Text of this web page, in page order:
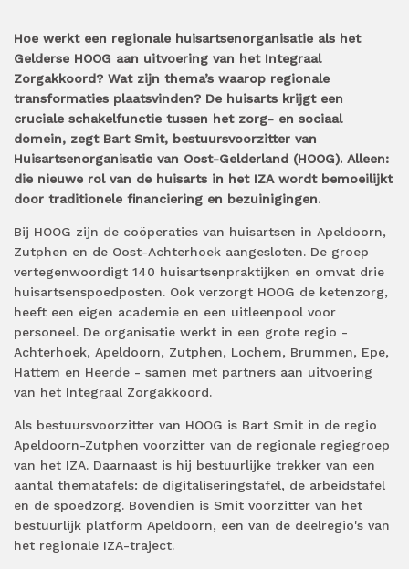
Hoe werkt een regionale huisartsenorganisatie als het
Gelderse HOOG aan uitvoering van het Integraal
Zorgakkoord? Wat zijn thema’s waarop regionale
transformaties plaatsvinden? De huisarts krijgt een
cruciale schakelfunctie tussen het zorg- en sociaal
domein, zegt Bart Smit, bestuursvoorzitter van
Huisartsenorganisatie van Oost-Gelderland (HOOG). Alleen:
die nieuwe rol van de huisarts in het IZA wordt bemoeilijkt
door traditionele financiering en bezuinigingen.
Bij HOOG zijn de coöperaties van huisartsen in Apeldoorn,
Zutphen en de Oost-Achterhoek aangesloten. De groep
vertegenwoordigt 140 huisartsenpraktijken en omvat drie
huisartsenspoedposten. Ook verzorgt HOOG de ketenzorg,
heeft een eigen academie en een uitleenpool voor
personeel. De organisatie werkt in een grote regio -
Achterhoek, Apeldoorn, Zutphen, Lochem, Brummen, Epe,
Hattem en Heerde - samen met partners aan uitvoering
van het Integraal Zorgakkoord.
Als bestuursvoorzitter van HOOG is Bart Smit in de regio
Apeldoorn-Zutphen voorzitter van de regionale regiegroep
van het IZA. Daarnaast is hij bestuurlijke trekker van een
aantal thematafels: de digitaliseringstafel, de arbeidstafel
en de spoedzorg. Bovendien is Smit voorzitter van het
bestuurlijk platform Apeldoorn, een van de deelregio's van
het regionale IZA-traject.